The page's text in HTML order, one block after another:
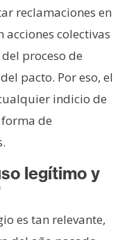
reclamaciones en
acciones colectivas
proceso de
pacto. Por eso, el
indicio de
de
legítimo y
es tan relevante,